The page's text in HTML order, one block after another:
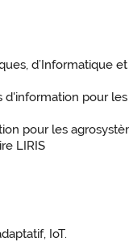
d’Informatique et
d'information pour les
pour les
LIRIS
IoT.